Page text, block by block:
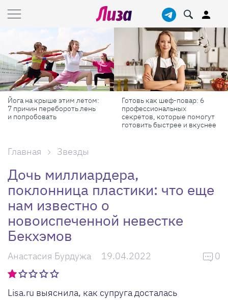
Готовь как шеф-повар: 6
профессиональных
секретов, которые помогут
Масштабные приключения:
самые красивые фестивали
России в августе
Главная Звезды
Дочь миллиардера,
поклонница пластики: что еще
нам известно о
новоиспеченной невестке
Бекхэмов
Анастасия Бурдужа 19.04.2022 0
Lisa.ru выяснила, как супруга досталась